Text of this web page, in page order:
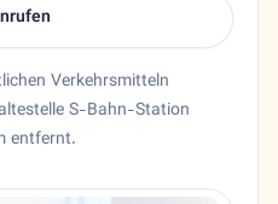
Verkehrsmitteln
S-Bahn-Station
entfernt.
Kamardi in Offenbach am